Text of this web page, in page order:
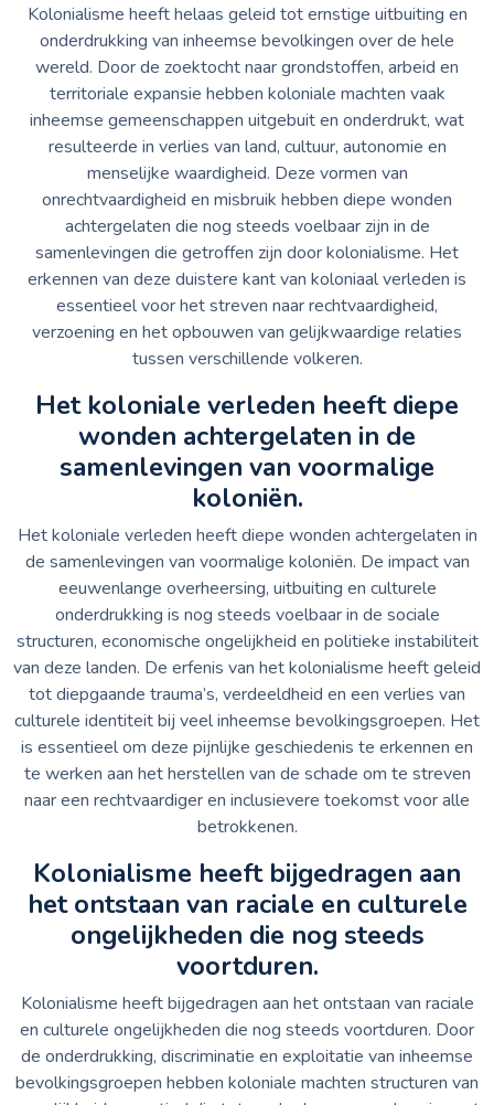
Kolonialisme heeft helaas geleid tot ernstige uitbuiting en
onderdrukking van inheemse bevolkingen over de hele
wereld. Door de zoektocht naar grondstoffen, arbeid en
territoriale expansie hebben koloniale machten vaak
inheemse gemeenschappen uitgebuit en onderdrukt, wat
resulteerde in verlies van land, cultuur, autonomie en
menselijke waardigheid. Deze vormen van
onrechtvaardigheid en misbruik hebben diepe wonden
achtergelaten die nog steeds voelbaar zijn in de
samenlevingen die getroffen zijn door kolonialisme. Het
erkennen van deze duistere kant van koloniaal verleden is
essentieel voor het streven naar rechtvaardigheid,
verzoening en het opbouwen van gelijkwaardige relaties
tussen verschillende volkeren.
Het koloniale verleden heeft diepe
wonden achtergelaten in de
samenlevingen van voormalige
koloniën.
Het koloniale verleden heeft diepe wonden achtergelaten in
de samenlevingen van voormalige koloniën. De impact van
eeuwenlange overheersing, uitbuiting en culturele
onderdrukking is nog steeds voelbaar in de sociale
structuren, economische ongelijkheid en politieke instabiliteit
van deze landen. De erfenis van het kolonialisme heeft geleid
tot diepgaande trauma’s, verdeeldheid en een verlies van
culturele identiteit bij veel inheemse bevolkingsgroepen. Het
is essentieel om deze pijnlijke geschiedenis te erkennen en
te werken aan het herstellen van de schade om te streven
naar een rechtvaardiger en inclusievere toekomst voor alle
betrokkenen.
Kolonialisme heeft bijgedragen aan
het ontstaan van raciale en culturele
ongelijkheden die nog steeds
voortduren.
Kolonialisme heeft bijgedragen aan het ontstaan van raciale
en culturele ongelijkheden die nog steeds voortduren. Door
de onderdrukking, discriminatie en exploitatie van inheemse
bevolkingsgroepen hebben koloniale machten structuren van